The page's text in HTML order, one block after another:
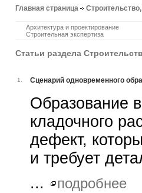
Главная страница
Архитектура и проектирование
Строительная экспертиза
Статьи раздела
1. Сценарий одновременного
Образование
кладочного
дефект,
и требует
...
подробнее